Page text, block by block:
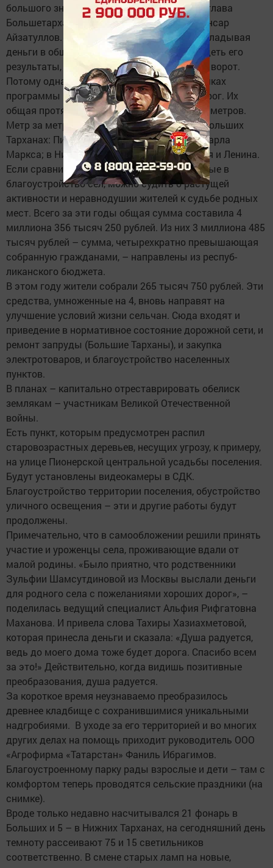
большого значения», – прокомментировал глава
Большетарханского сельского поселения Ансар
Айзатуллов. Пожеланий у сельчан много, вкладывая
деньги в общее дело, каж­дому хочется увидеть его
результаты, образно говоря, у собственных ворот.
Потому одна из самых больших сумм в рамках
программы направляется на улучшение дорог. Их
общая протяженность в поселении – 22038 метров.
Метр за метром обустраиваются улицы в Больших
Тарханах: Пио­нерская, Советская, Ленина, Карла
Маркса; в Нижних Тарханах – Первомайская и Ленина.
Если сравнивать по годам суммы, вложенные в
благоустройство сел, можно судить о растущей
активнос­ти и неравнодушии жителей к судьбе родных
мест. Всего за эти годы общая сумма составила 4
миллиона 356 тысяч 250 рублей. Из них 3 миллиона 485
тысяч рублей – сумма, четырехкратно превышающая
собранную гражданами, – направлены из респуб­
ликанского бюджета.
В этом году жители собрали 265 тысяч 750 рублей. Эти
средства, умноженные на 4, вновь направят на
улучшение условий жизни сельчан. Сюда входят и
приведение в нормативное состояние дорожной сети, и
ремонт запруды (Большие Тарханы), и закупка
электротоваров, и благоустройство населенных
пунктов.
В планах – капитально отреставрировать обелиск
землякам – участникам Великой Отечественной
войны.
Есть пункт, которым предусмотрен распил
старовозрастных деревьев, несущих угрозу, к примеру,
на улице Пионерской центральной усадьбы поселения.
Будут установлены видео­камеры в СДК.
Благоустройство территории поселения, обустройство
уличного освещения – эти и другие работы будут
продолжены.
Примечательно, что в самообложении решили принять
участие и уроженцы села, проживающие вдали от
малой родины. «Было приятно, что родственники
Зульфии Шамсутдиновой из Москвы выслали деньги
для родного села с пожеланиями хороших дорог», –
поделилась ведущий специалист Альфия Рифгатовна
Маханова. И привела слова Тахиры Хазиахметовой,
которая принесла деньги и сказала: «Душа радуется,
ведь до моего дома тоже будет дорога. Спасибо всем
за это!» Действительно, когда видишь позитивные
преобразования, душа радуется.
За короткое время неузнаваемо преобразилось
древнее кладбище с сохранившимися уникальными
надгробиями. В уходе за его территорией и во многих
других делах на помощь приходит руководитель ООО
«Агрофирма «Татарстан» Фаниль Ибрагимов.
Благоустроенному парку рады взрослые и дети – там с
комфортом теперь проводятся сельские праздники (на
снимке).
Вроде только недавно насчитывался 21 фонарь в
Больших и 5 – в Нижних Тарханах, на сегодняшний день
темноту рассеивают 75 и 15 светильников
соответственно. В смене старых ламп на новые,